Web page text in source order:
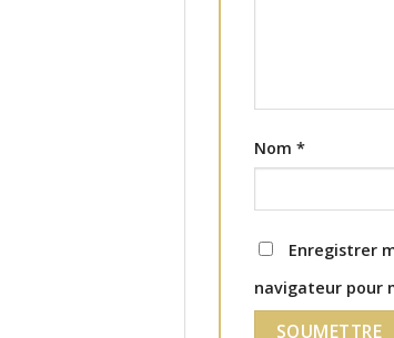
Nom*
Enregistrer
navigateur pour